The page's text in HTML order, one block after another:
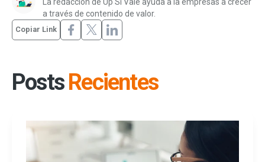
a través de contenido de valor.
Copiar Link
PostsRecientes